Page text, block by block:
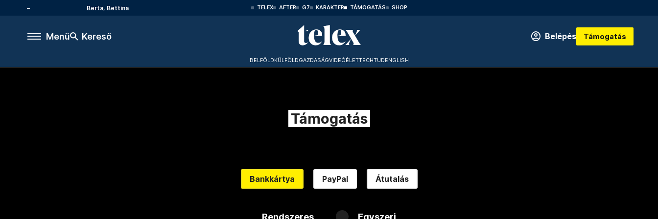
Berta, Bettina TELEX AFTER G7 KARAKTER TÁMOGATÁS SHOP
Menü Kereső Belépés Támogatás
BELFÖLDKÜLFÖLDGAZDASÁGVIDEÓÉLETTECHTUDENGLISH
Támogatás
Bankkártya PayPal Átutalás
Rendszeres Egyszeri